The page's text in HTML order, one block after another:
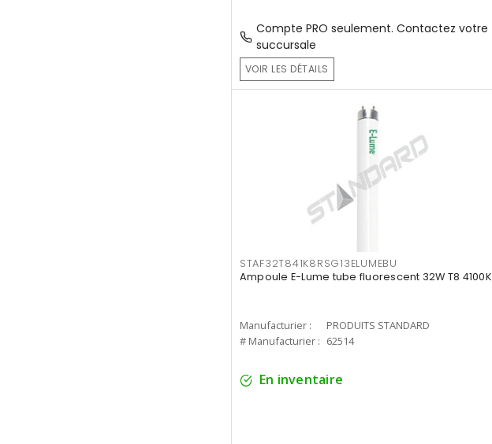
Compte PRO seulement. Contactez votre
succursale
VOIR LES DÉTAILS
STAF32T841K8RSG13ELUMEBU
Ampoule E-Lume tube fluorescent 32W T8 4100K
Manufacturier :
PRODUITS STANDARD
# Manufacturier : 62514
En inventaire